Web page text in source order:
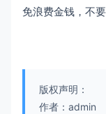
免浪费金钱，不
版权声明：
作者：admin